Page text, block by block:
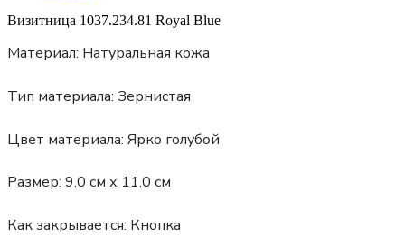
Визитница 1037.234.81 Royal Blue
Материал: Натуральная кожа
Тип материала: Зернистая
Цвет материала: Ярко голубой
Размер: 9,0 см х 11,0 см
Как закрывается: Кнопка